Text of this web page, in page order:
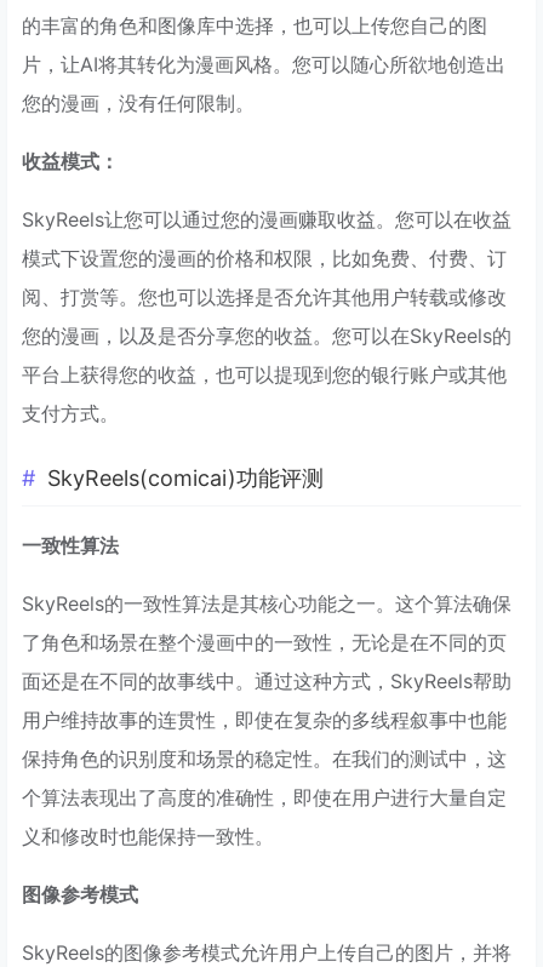
的丰富的角色和图像库中选择，也可以上传您自己的图
片，让AI将其转化为漫画风格。您可以随心所欲地创造出
您的漫画，没有任何限制。
收益模式：
SkyReels让您可以通过您的漫画赚取收益。您可以在收益
模式下设置您的漫画的价格和权限，比如免费、付费、订
阅、打赏等。您也可以选择是否允许其他用户转载或修改
您的漫画，以及是否分享您的收益。您可以在SkyReels的
平台上获得您的收益，也可以提现到您的银行账户或其他
支付方式。
SkyReels(comicai)功能评测
一致性算法
SkyReels的一致性算法是其核心功能之一。这个算法确保
了角色和场景在整个漫画中的一致性，无论是在不同的页
面还是在不同的故事线中。通过这种方式，SkyReels帮助
用户维持故事的连贯性，即使在复杂的多线程叙事中也能
保持角色的识别度和场景的稳定性。在我们的测试中，这
个算法表现出了高度的准确性，即使在用户进行大量自定
义和修改时也能保持一致性。
图像参考模式
SkyReels的图像参考模式允许用户上传自己的图片，并将